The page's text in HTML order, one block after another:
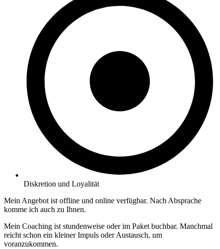
Diskretion und Loyalität
Mein Angebot ist offline und online verfügbar. Nach Absprache
komme ich auch zu Ihnen.
Mein Coaching ist stundenweise oder im Paket buchbar. Manchmal
reicht schon ein kleiner Impuls oder Austausch, um
voranzukommen.